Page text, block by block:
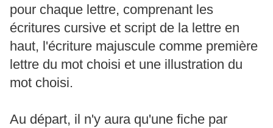
pour chaque lettre, comprenant les
écritures cursive et script de la lettre en
haut, l'écriture majuscule comme première
lettre du mot choisi et une illustration du
mot choisi.
Au départ, il n'y aura qu'une fiche par